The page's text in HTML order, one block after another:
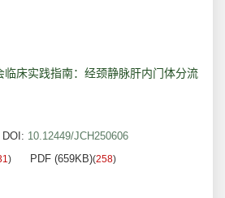
临床实践指南：经颈静脉肝内门体分流
DOI: 10.12449/JCH250606
) PDF (659KB)(258)